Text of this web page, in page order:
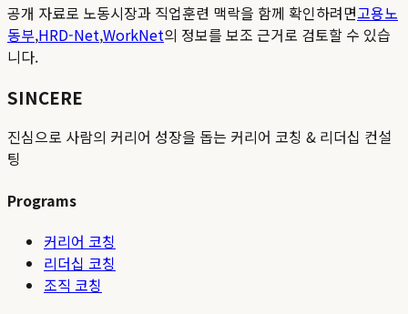
공개 자료로 노동시장과 직업훈련 맥락을 함께 확인하려면고용노
동부,HRD-Net,WorkNet의 정보를 보조 근거로 검토할 수 있습
니다.
SINCERE
진심으로 사람의 커리어 성장을 돕는 커리어 코칭 & 리더십 컨설
팅
Programs
커리어 코칭
리더십 코칭
조직 코칭